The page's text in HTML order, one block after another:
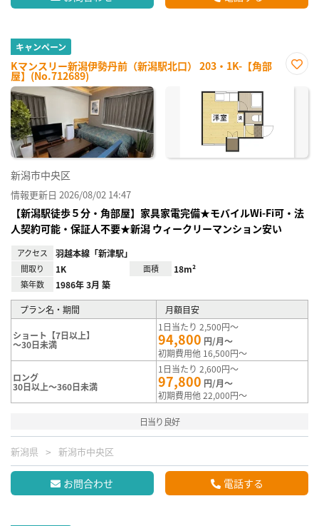
キャンペーン
Kマンスリー新潟伊勢丹前（新潟駅北口） 203・1K-【角部
屋】(No.712689)
に入
新潟市中央区
情報更新日 2026/08/02 14:47
【新潟駅徒歩５分・角部屋】家具家電完備★モバイルWi-Fi可・法
人契約可能・保証人不要★新潟 ウィークリーマンション安い
アクセス 羽越本線「新津駅」
間取り 1K 面積 18m²
築年数 1986年 3月 築
プラン名・期間 月額目安
ショート【7日以上】
～30日未満
1日当たり 2,500円～
94,800 円/月～
初期費用他 16,500円～
ロング
30日以上～360日未満
1日当たり 2,600円～
97,800 円/月～
初期費用他 22,000円～
日当り良好
新潟県 新潟市中央区
お問合わせ 電話する